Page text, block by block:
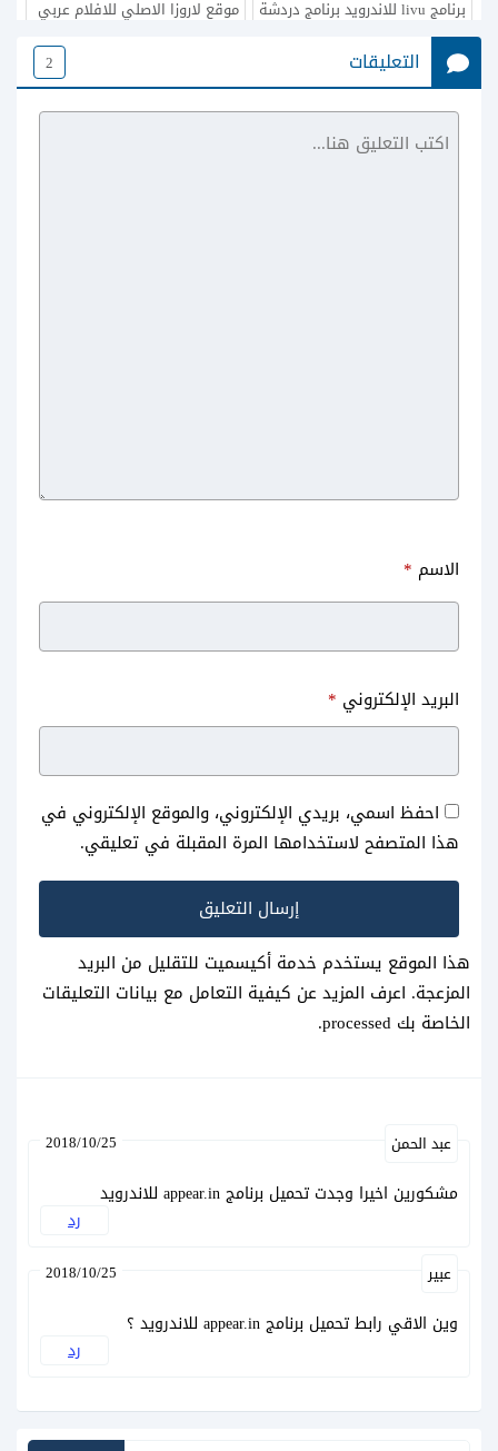
برنامج livu للاندرويد برنامج دردشة
فيديو حية
موقع لاروزا الاصلي للافلام عربي
بطريقة سهلة بوك بجودة عالية
وزر الماوس
التعليقات 2
الاسم *
البريد الإلكتروني *
احفظ اسمي، بريدي الإلكتروني، والموقع الإلكتروني في
هذا المتصفح لاستخدامها المرة المقبلة في تعليقي.
هذا الموقع يستخدم خدمة أكيسميت للتقليل من البريد
المزعجة. اعرف المزيد عن كيفية التعامل مع بيانات التعليقات
الخاصة بك processed
.
عبد الحمن 2018/10/25
مشكورين اخيرا وجدت تحميل برنامج appear.in للاندرويد
رد
عبير 2018/10/25
وين الاقي رابط تحميل برنامج appear.in للاندرويد ؟
رد